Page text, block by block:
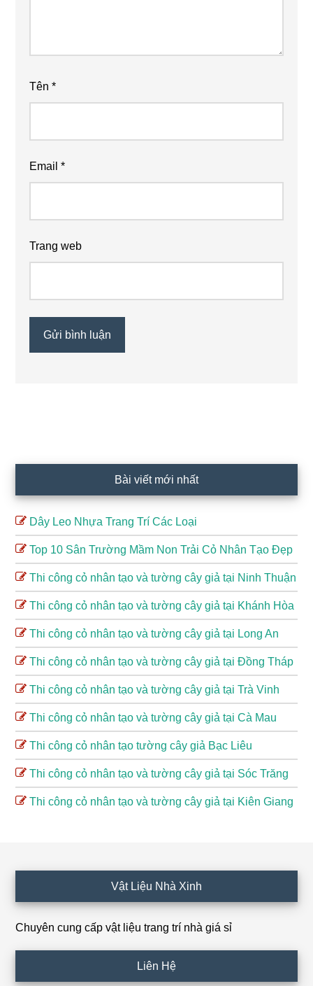
Tên*
Email*
Trang web
Bài viết mới nhất
Dây Leo Nhựa Trang Trí Các Loại
Top 10 Sân Trường Mầm Non Trải Cỏ Nhân Tạo Đẹp
Thi công cỏ nhân tạo và tường cây giả tại Ninh Thuận
Thi công cỏ nhân tạo và tường cây giả tại Khánh Hòa
Thi công cỏ nhân tạo và tường cây giả tại Long An
Thi công cỏ nhân tạo và tường cây giả tại Đồng Tháp
Thi công cỏ nhân tạo và tường cây giả tại Trà Vinh
Thi công cỏ nhân tạo và tường cây giả tại Cà Mau
Thi công cỏ nhân tạo tường cây giả Bạc Liêu
Thi công cỏ nhân tạo và tường cây giả tại Sóc Trăng
Thi công cỏ nhân tạo và tường cây giả tại Kiên Giang
Vật Liệu Nhà Xinh
Chuyên cung cấp vật liệu trang trí nhà giá sỉ
Liên Hệ